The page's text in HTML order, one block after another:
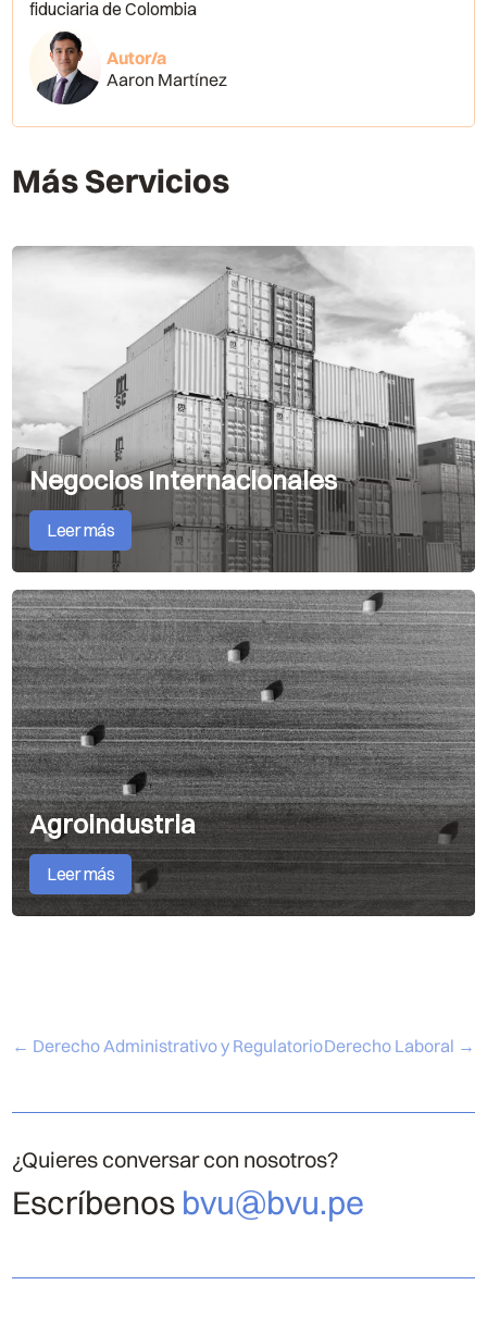
fiduciaria de Colombia
Autor/a
Aaron Martínez
Más Servicios
Negocios Internacionales
Leer más
Agroindustria
Leer más
← Derecho Administrativo y RegulatorioDerecho Laboral →
¿Quieres conversar con nosotros?
Escríbenos bvu@bvu.pe